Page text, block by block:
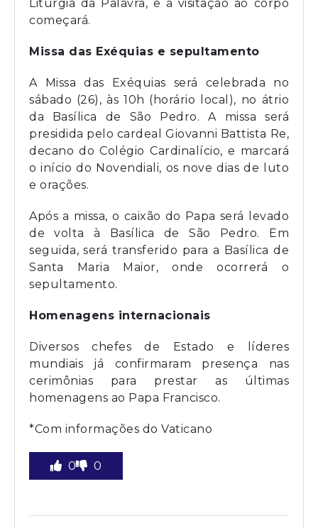
Liturgia da Palavra, e a visitação ao corpo
começará.
Missa das Exéquias e sepultamento
A Missa das Exéquias será celebrada no
sábado (26), às 10h (horário local), no átrio
da Basílica de São Pedro. A missa será
presidida pelo cardeal Giovanni Battista Re,
decano do Colégio Cardinalício, e marcará
o início do Novendiali, os nove dias de luto
e orações.
Após a missa, o caixão do Papa será levado
de volta à Basílica de São Pedro. Em
seguida, será transferido para a Basílica de
Santa Maria Maior, onde ocorrerá o
sepultamento.
Homenagens internacionais
Diversos chefes de Estado e líderes
mundiais já confirmaram presença nas
cerimônias para prestar as últimas
homenagens ao Papa Francisco.
*Com informações do Vaticano
0 0